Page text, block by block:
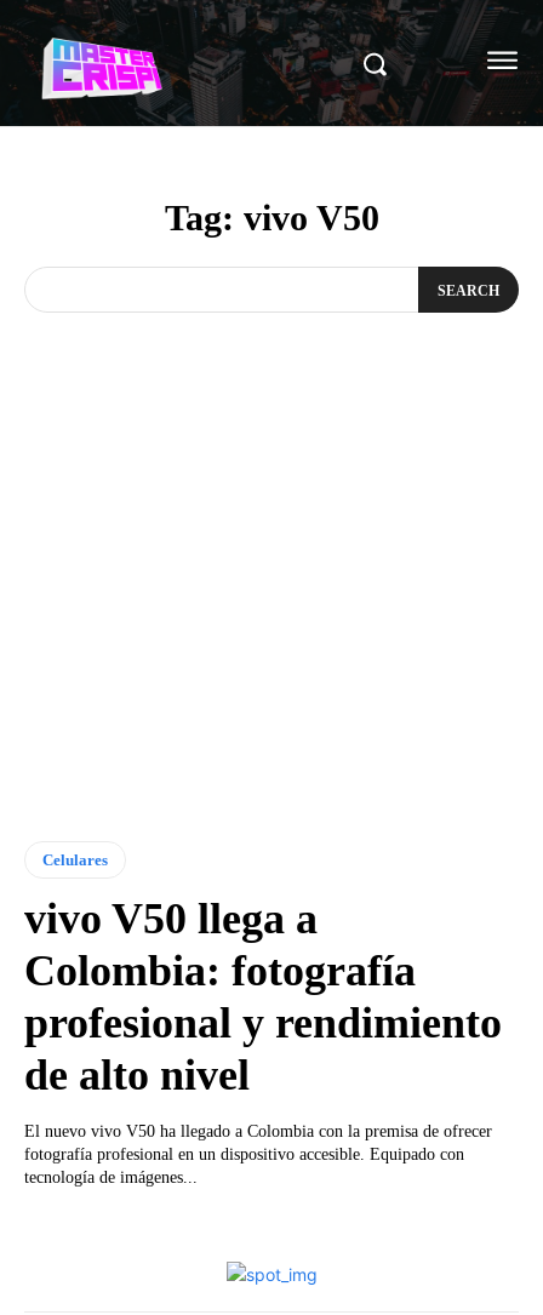
Tag: vivo V50
SEARCH
Celulares
vivo V50 llega a
Colombia: fotografía
profesional y rendimiento
de alto nivel
El nuevo vivo V50 ha llegado a Colombia con la premisa de ofrecer
fotografía profesional en un dispositivo accesible. Equipado con
tecnología de imágenes...